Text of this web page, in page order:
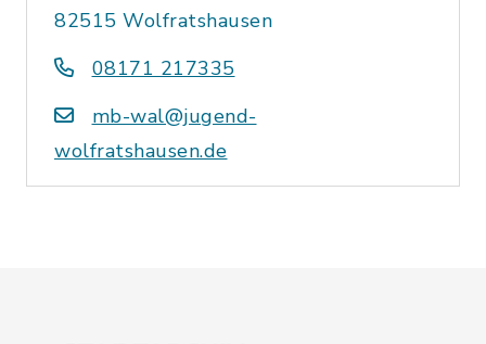
82515 Wolfratshausen
08171 217335
mb-wal@jugend-
wolfratshausen.de